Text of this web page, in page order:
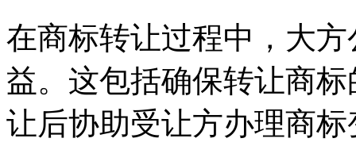
在商标转让过程中，大
益。这包括确保转让商
让后协助受让方办理商